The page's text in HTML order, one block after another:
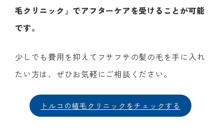
毛クリニック」でアフターケアを受けることが可能
です。
少しでも費用を抑えてフサフサの髪の毛を手に入れ
たい方は、ぜひお気軽にご相談ください。
トルコの植毛クリニックをチェックする